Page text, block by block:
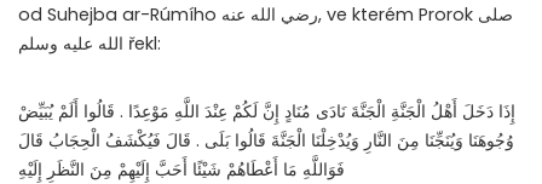
od Suhejba ar-Rúmího رضي الله عنه, ve kterém Prorok صلى
الله عليه وسلم řekl:
إِذَا دَخَلَ أَهْلُ الْجَنَّةِ الْجَنَّةَ نَادَى مُنَادٍ إِنَّ لَكُمْ عِنْدَ اللَّهِ مَوْعِدًا ‏.‏ قَالُوا أَلَمْ يُبَيِّضْ
وُجُوهَنَا وَيُنَجِّنَا مِنَ النَّارِ وَيُدْخِلْنَا الْجَنَّةَ قَالُوا بَلَى ‏.‏ قَالَ فَيُكْشَفُ الْحِجَابُ قَالَ
فَوَاللَّهِ مَا أَعْطَاهُمْ شَيْئًا أَحَبَّ إِلَيْهِمْ مِنَ النَّظَرِ إِلَيْهِ